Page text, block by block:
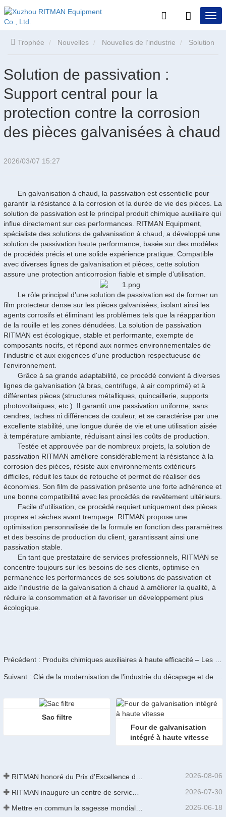
Trophée Nouvelles Nouvelles de l’industrie
corrosion des pièces galvanisées à chaud
Solution de passivation :
Support central pour la
protection contre la corrosion
des pièces galvanisées à chaud
2026/03/07 15:27
En galvanisation à chaud, la passivation est essentielle pour
garantir la résistance à la corrosion et la durée de vie des pièces. La
solution de passivation est le principal produit chimique auxiliaire qui
influe directement sur ces performances. RITMAN Equipment,
spécialiste des solutions de galvanisation à chaud, a développé une
solution de passivation haute performance, basée sur des modèles
de procédés précis et une solide expérience pratique. Compatible
avec diverses lignes de galvanisation et pièces, cette solution
assure une protection anticorrosion fiable et simple d'utilisation.
Le rôle principal d'une solution de passivation est de former un
film protecteur dense sur les pièces galvanisées, isolant ainsi les
agents corrosifs et éliminant les problèmes tels que la réapparition
de la rouille et les zones dénudées. La solution de passivation
RITMAN est écologique, stable et performante, exempte de
composants nocifs, et répond aux normes environnementales de
l'industrie et aux exigences d'une production respectueuse de
l'environnement.
Grâce à sa grande adaptabilité, ce procédé convient à diverses
lignes de galvanisation (à bras, centrifuge, à air comprimé) et à
différentes pièces (structures métalliques, quincaillerie, supports
photovoltaïques, etc.). Il garantit une passivation uniforme, sans
cendres, taches ni différences de couleur, et se caractérise par une
excellente stabilité, une longue durée de vie et une utilisation aisée
à température ambiante, réduisant ainsi les coûts de production.
Testée et approuvée par de nombreux projets, la solution de
passivation RITMAN améliore considérablement la résistance à la
corrosion des pièces, résiste aux environnements extérieurs
difficiles, réduit les taux de retouche et permet de réaliser des
économies. Son film de passivation présente une forte adhérence et
une bonne compatibilité avec les procédés de revêtement ultérieurs.
Facile d'utilisation, ce procédé requiert uniquement des pièces
propres et sèches avant trempage. RITMAN propose une
optimisation personnalisée de la formule en fonction des paramètres
et des besoins de production du client, garantissant ainsi une
passivation stable.
En tant que prestataire de services professionnels, RITMAN se
concentre toujours sur les besoins de ses clients, optimise en
permanence les performances de ses solutions de passivation et
aide l'industrie de la galvanisation à chaud à améliorer la qualité, à
réduire la consommation et à favoriser un développement plus
écologique.
Précédent : Produits chimiques auxiliaires à haute efficacité – Les « facilitateurs invisibles » des lignes de galvanisation à chaud
Suivant : Clé de la modernisation de l'industrie du décapage et de la passivation : comment les équipements RITMAN répondent aux trois impératifs de protection de l'environnement, d'efficacité et de coût ?
Sac filtre
Four de galvanisation
intégré à haute vitesse
2026-08-06
2026-07-30
2026-06-18